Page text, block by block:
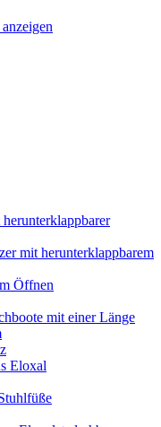
mit herunterklappbarem
Öffnen
mit einer Länge
Eloxal